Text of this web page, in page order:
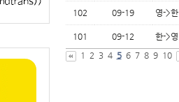
102 09-19 영->한
101 09-12 한->영
1
2 3 4 5 6 7 8 9 10